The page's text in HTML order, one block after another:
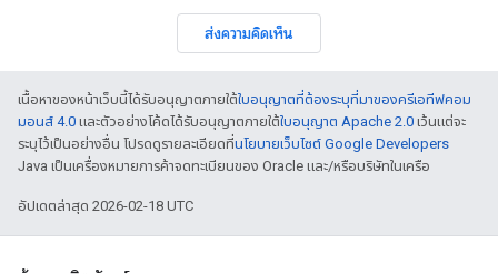
ส่งความคิดเห็น
เนื้อหาของหน้าเว็บนี้ได้รับอนุญาตภายใต้ใบอนุญาตที่ต้องระบุที่มาของครีเอทีฟคอม
มอนส์ 4.0 และตัวอย่างโค้ดได้รับอนุญาตภายใต้ใบอนุญาต Apache 2.0 เว้นแต่จะ
ระบุไว้เป็นอย่างอื่น โปรดดูรายละเอียดที่นโยบายเว็บไซต์ Google Developers
Java เป็นเครื่องหมายการค้าจดทะเบียนของ Oracle และ/หรือบริษัทในเครือ
อัปเดตล่าสุด 2026-02-18 UTC